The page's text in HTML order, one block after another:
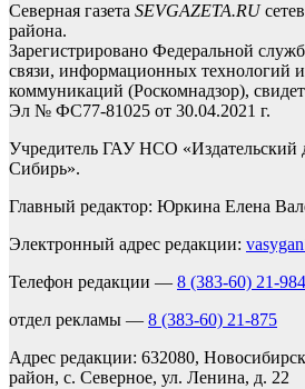
Северная газета SEVGAZETA.RU
района.
Зарегистрировано Федеральной
связи, информационных технологий
коммуникаций (Роскомнадзор),
Эл № ФС77-81025 от 30.04.2021 г.
Учредитель ГАУ НСО «Издательский
Сибирь».
Главный редактор: Юркина Елена
Электронный адрес редакции:
Телефон редакции — 8 (383-60) 21-984
отдел рекламы — 8 (383-60) 21-875
Адрес редакции: 632080,
район, с. Северное, ул. Ленина, д. 22